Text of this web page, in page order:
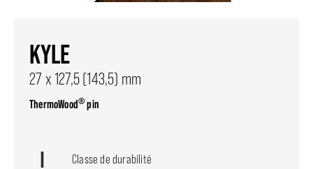
KYLE
27 x 127,5 (143,5) mm
ThermoWood®pin
Classe de durabilité